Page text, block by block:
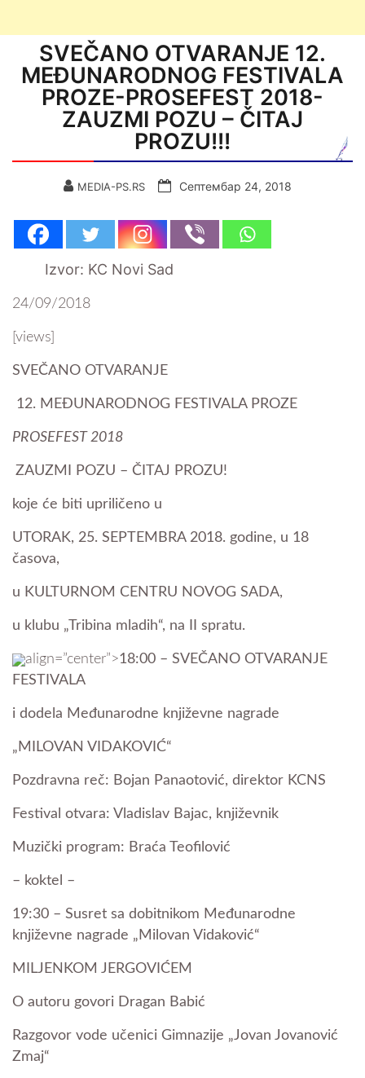
SVEČANO OTVARANJE 12.
MEĐUNARODNOG FESTIVALA
PROZE-PROSEFEST 2018-
ZAUZMI POZU – ČITAJ
PROZU!!!
MEDIA-PS.RS Септембар 24, 2018
Izvor: KC Novi Sad
24/09/2018
[views]
SVEČANO OTVARANJE
12. MEĐUNARODNOG FESTIVALA PROZE
PROSEFEST 2018
ZAUZMI POZU – ČITAJ PROZU!
koje će biti upriličeno u
UTORAK, 25. SEPTEMBRA 2018. godine, u 18
časova,
u KULTURNOM CENTRU NOVOG SADA,
u klubu „Tribina mladih“, na II spratu.
align=”center”>18:00 – SVEČANO OTVARANJE
FESTIVALA
i dodela Međunarodne književne nagrade
„MILOVAN VIDAKOVIĆ“
Pozdravna reč: Bojan Panaotović, direktor KCNS
Festival otvara: Vladislav Bajac, književnik
Muzički program: Braća Teofilović
– koktel –
19:30 – Susret sa dobitnikom Međunarodne
književne nagrade „Milovan Vidaković“
MILJENKOM JERGOVIĆEM
O autoru govori Dragan Babić
Razgovor vode učenici Gimnazije „Jovan Jovanović
Zmaj“